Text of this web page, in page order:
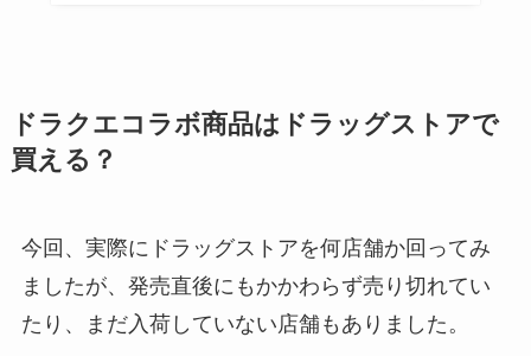
ドラクエコラボ商品はドラッグストアで
買える？
今回、実際にドラッグストアを何店舗か回ってみ
ましたが、発売直後にもかかわらず売り切れてい
たり、まだ入荷していない店舗もありました。